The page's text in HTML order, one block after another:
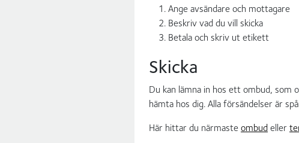
Ange avsändare och mottagare
Beskriv vad du vill skicka
Betala och skriv ut etikett
Skicka
Du kan lämna in hos ett ombud, som
hämta hos dig. Alla försändelser är
Här hittar du närmasteombudeller